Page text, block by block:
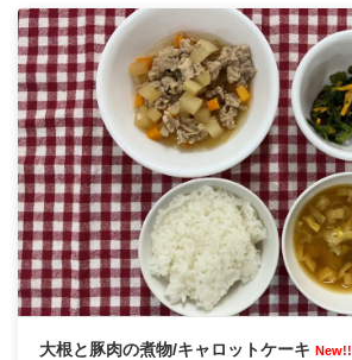
大根と豚肉の煮物/キャロットケーキ New!!